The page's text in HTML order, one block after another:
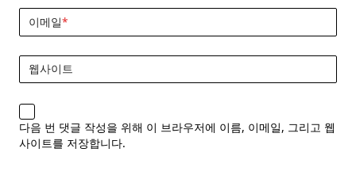
이메일*
웹사이트
다음 번 댓글 작성을 위해 이 브라우저에 이름, 이메일, 그리고 웹
사이트를 저장합니다.